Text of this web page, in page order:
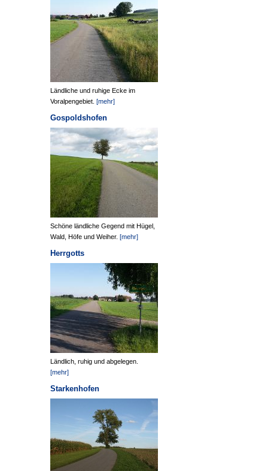
Ländliche und ruhige Ecke im
Voralpengebiet. [mehr]
Gospoldshofen
Schöne ländliche Gegend mit Hügel,
Wald, Höfe und Weiher. [mehr]
Herrgotts
Ländlich, ruhig und abgelegen.
[mehr]
Starkenhofen